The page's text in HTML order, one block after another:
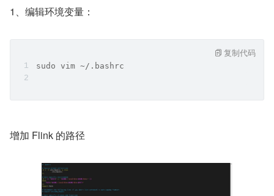
1、编辑环境变量：
sudo vim ~/.bashrc
复制代码
增加 Flink 的路径